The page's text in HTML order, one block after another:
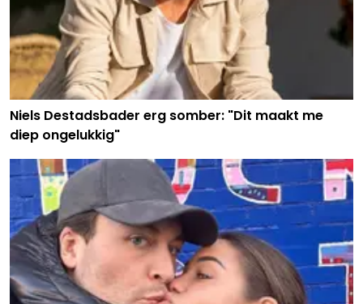
Niels Destadsbader erg somber: "Dit maakt me
diep ongelukkig"